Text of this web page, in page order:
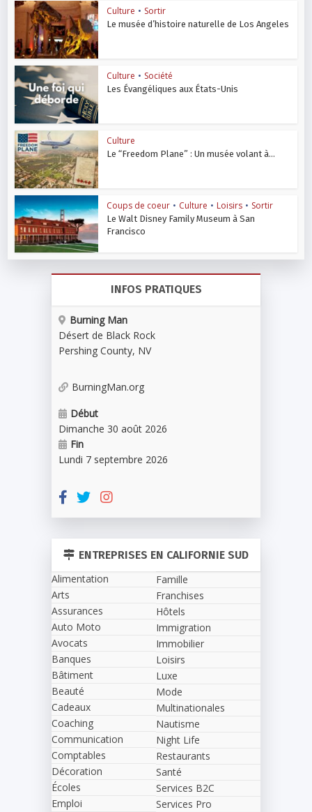
Culture • Sortir
Le musée d’histoire naturelle de Los Angeles
Culture • Société
Les Évangéliques aux États-Unis
Culture
Le “Freedom Plane” : Un musée volant à...
Coups de coeur • Culture • Loisirs • Sortir
Le Walt Disney Family Museum à San
Francisco
INFOS PRATIQUES
Burning Man
Désert de Black Rock
Pershing County, NV
BurningMan.org
Début
Dimanche 30 août 2026
Fin
Lundi 7 septembre 2026
ENTREPRISES EN CALIFORNIE SUD
Alimentation
Arts
Assurances
Auto Moto
Avocats
Banques
Bâtiment
Beauté
Cadeaux
Coaching
Communication
Comptables
Décoration
Écoles
Emploi
Famille
Franchises
Hôtels
Immigration
Immobilier
Loisirs
Luxe
Mode
Multinationales
Nautisme
Night Life
Restaurants
Santé
Services B2C
Services Pro